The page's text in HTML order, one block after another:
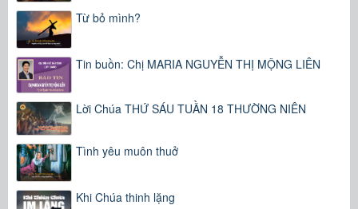
Từ bỏ mình?
Tin buồn: Chị MARIA NGUYỄN THỊ MỘNG LIÊN
Lời Chúa THỨ SÁU TUẦN 18 THƯỜNG NIÊN
Tình yêu muôn thuở
Khi Chúa thinh lặng